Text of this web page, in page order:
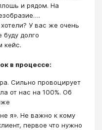
и рядом. На
У вас же очень
долго
кейс.
в процессе:
Сильно провоцирует
от нас на 100%. Об
я». Не важно к кому
первое что нужно